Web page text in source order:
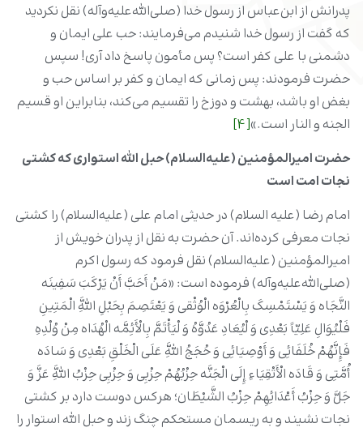
پدرانش از ابن‌عباس از رسول خدا (صلی‌الله‌علیه‌‌وآله‌) نقل نکردید
که گفت از رسول خدا شنیدم می‌فرمایند: حب علی ایمان و
دشمنی با علی کفر است؟ پس مأمون پاسخ داد آری! سپس
حضرت فرمودند: پس زمانی که ایمان و کفر بر اساس حب و
بغض او باشد، بهشت و دوزخ را تقسیم می‌کند، بنابراین او قسیم
الجنه و النار است.»[4]
حضرت امیرالمؤمنین (علیه‌السلام) حبل الله استواری که کشتی
نجات امت است
امام رضا (علیه السلام) در حدیثی امام علی (علیه‌السلام) را کشتی
نجات معرفی کرده‌اند. آن حضرت به نقل از پدران خویش از
امیرالمؤمنین (علیه‌السلام) نقل فرمود که رسول اکرم
(صلی‌الله‌علیه‌‌وآله) فرموده است: «مَنْ أَحَبَّ أَنْ یَرْکَبَ سَفِینَه
النَّجَاه وَ یَسْتَمْسِکَ بِالْعُرْوَه الْوُثْقی وَ یَعْتَصِمَ بِحَبْلِ اللَّهِ الْمَتِینِ
فَلْیُوَالِ عَلِیّاً بَعْدِی وَ لْیُعَادِ عَدُوَّهُ وَ لْیَأْتَمَّ بِالْأَئِمَّه الْهُدَاه مِنْ وُلْدِهِ
فَإِنَّهُمْ خُلَفَائِی وَ أَوْصِیَائِی وَ حُجَجُ اللَّهِ عَلَی الْخَلْقِ بَعْدِی وَ سَادَه
أُمَّتِی وَ قَادَه الْأَتْقِیَاءِ إِلَی الْجَنَّه حِزْبُهُمْ حِزْبِی وَ حِزْبِی حِزْبُ اللَّهِ عَزَّ وَ
جَلَّ وَ حِزْبُ أَعْدَائِهِمْ حِزْبُ الشَّیْطَان؛ هرکس دوست دارد بر کشتی
نجات نشیند و به ریسمان مستحکم چنگ زند و حبل الله استوار را